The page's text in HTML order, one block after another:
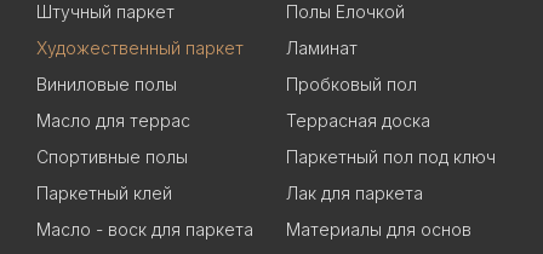
Штучный паркет
Полы Елочкой
Художественный паркет
Ламинат
Виниловые полы
Пробковый пол
Масло для террас
Террасная доска
Спортивные полы
Паркетный пол под ключ
Паркетный клей
Лак для паркета
Масло - воск для паркета
Материалы для основ